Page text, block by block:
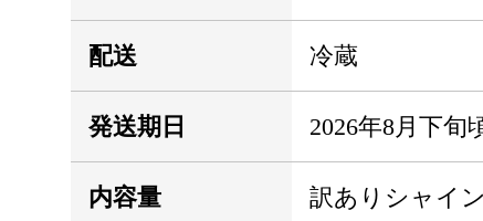
配送 冷蔵
発送期日 2026年8月下旬
内容量 訳ありシャイ